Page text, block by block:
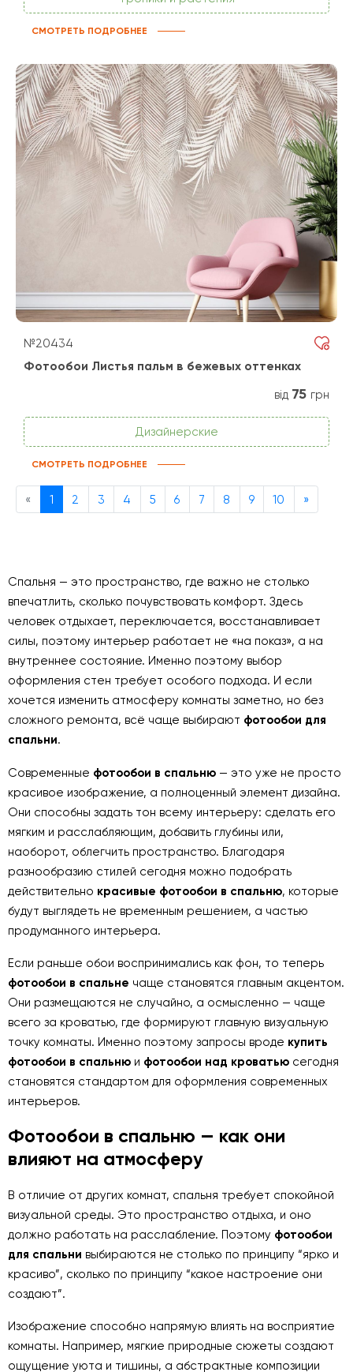
СМОТРЕТЬ ПОДРОБНЕЕ
№20434
Фотообои Листья пальм в бежевых оттенках
від 75 грн
Дизайнерские
СМОТРЕТЬ ПОДРОБНЕЕ
« Previous
1 2 3 4 5 6 7 8 9 10 »Next
Спальня — это пространство, где важно не столько
впечатлить, сколько почувствовать комфорт. Здесь
человек отдыхает, переключается, восстанавливает
силы, поэтому интерьер работает не «на показ», а на
внутреннее состояние. Именно поэтому выбор
оформления стен требует особого подхода. И если
хочется изменить атмосферу комнаты заметно, но без
сложного ремонта, всё чаще выбирают фотообои для
спальни.
Современные фотообои в спальню — это уже не просто
красивое изображение, а полноценный элемент дизайна.
Они способны задать тон всему интерьеру: сделать его
мягким и расслабляющим, добавить глубины или,
наоборот, облегчить пространство. Благодаря
разнообразию стилей сегодня можно подобрать
действительно красивые фотообои в спальню, которые
будут выглядеть не временным решением, а частью
продуманного интерьера.
Если раньше обои воспринимались как фон, то теперь
фотообои в спальне чаще становятся главным акцентом.
Они размещаются не случайно, а осмысленно — чаще
всего за кроватью, где формируют главную визуальную
точку комнаты. Именно поэтому запросы вроде купить
фотообои в спальню и фотообои над кроватью сегодня
становятся стандартом для оформления современных
интерьеров.
Фотообои в спальню — как они
влияют на атмосферу
В отличие от других комнат, спальня требует спокойной
визуальной среды. Это пространство отдыха, и оно
должно работать на расслабление. Поэтому фотообои
для спальни выбираются не столько по принципу “ярко и
красиво”, сколько по принципу “какое настроение они
создают”.
Изображение способно напрямую влиять на восприятие
комнаты. Например, мягкие природные сюжеты создают
ощущение уюта и тишины, а абстрактные композиции